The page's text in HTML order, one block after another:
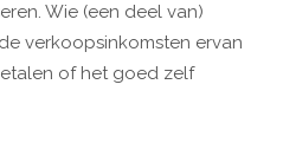
Wie (een deel van)
verkoopsinkomsten ervan
of het goed zelf